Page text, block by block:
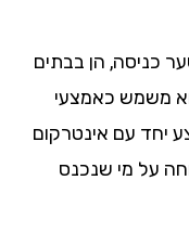
הן בבתים
כאמצעי
עם אינטרקום
מי שנכנס